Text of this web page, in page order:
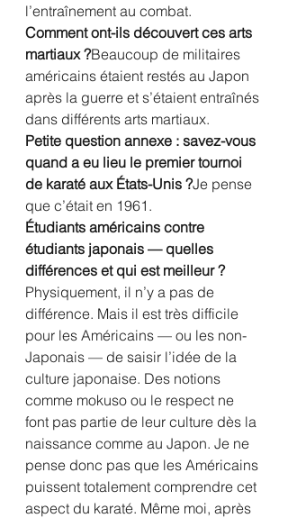
l’entraînement au combat.
Comment ont-ils découvert ces arts
martiaux ?Beaucoup de militaires
américains étaient restés au Japon
après la guerre et s’étaient entraînés
dans différents arts martiaux.
Petite question annexe : savez-vous
quand a eu lieu le premier tournoi
de karaté aux États-Unis ?Je pense
que c’était en 1961.
Étudiants américains contre
étudiants japonais — quelles
différences et qui est meilleur ?
Physiquement, il n’y a pas de
différence. Mais il est très difficile
pour les Américains — ou les non-
Japonais — de saisir l’idée de la
culture japonaise. Des notions
comme mokuso ou le respect ne
font pas partie de leur culture dès la
naissance comme au Japon. Je ne
pense donc pas que les Américains
puissent totalement comprendre cet
aspect du karaté. Même moi, après